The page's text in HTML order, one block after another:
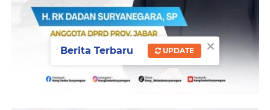
×
Berita Terbaru UPDATE